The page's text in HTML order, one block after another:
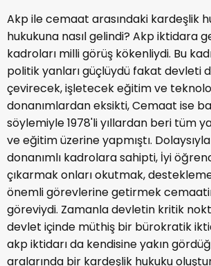
Akp ile cemaat arasındaki kardeşlik
hukukuna nasıl gelindi? Akp iktidara
kadroları milli görüş kökenliydi. Bu
politik yanları güçlüydü fakat devleti
çevirecek, işletecek eğitim ve
donanımlardan eksikti, Cemaat ise
söylemiyle 1978'li yıllardan beri tüm
ve eğitim üzerine yapmıştı.
donanımlı kadrolara sahipti, İyi
çıkarmak onları okutmak,
önemli görevlerine getirmek
göreviydi. Zamanla devletin kritik
devlet içinde müthiş bir bürokratik
akp iktidarı da kendisine yakın
aralarında bir kardeşlik hukuku